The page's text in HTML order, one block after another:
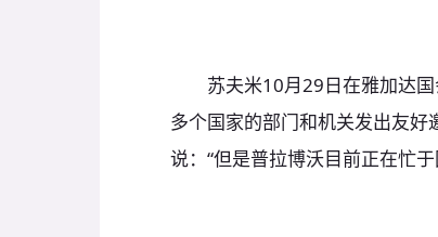
苏夫米10月29日在雅加达国
多个国家的部门和机关发出友
说：“但是普拉博沃目前正在忙